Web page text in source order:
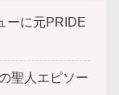
ーに元PRIDE
聖人エピソー